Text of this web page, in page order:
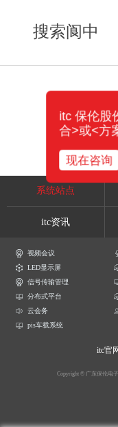
搜索阆中
系统站点
itc资讯
视频会议
LED显示屏
信号传输管理
分布式平台
云会务
pis车载系统
itc官
Copyright © 广东保伦电
itc 保伦股
合>或<方
现在咨询